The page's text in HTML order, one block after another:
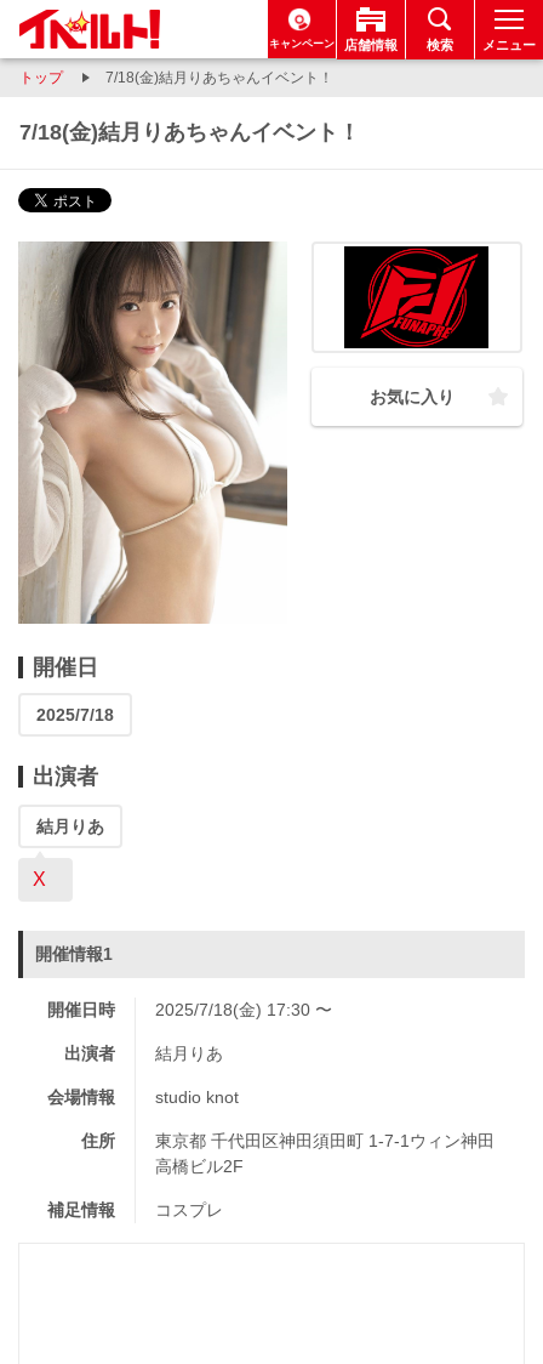
キャンペーン 店舗情報 検索 メニュー
トップ 7/18(金)結月りあちゃんイベント！
7/18(金)結月りあちゃんイベント！
お気に入り
開催日
2025/7/18
出演者
結月りあ
X
開催情報1
開催日時 2025/7/18(金) 17:30 〜
出演者 結月りあ
会場情報 studio knot
住所
東京都 千代田区神田須田町 1-7-1ウィン神田
高橋ビル2F
補足情報 コスプレ